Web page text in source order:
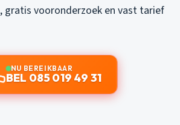
, gratis vooronderzoek en vast tarief
NU BEREIKBAAR
BEL 085 019 49 31